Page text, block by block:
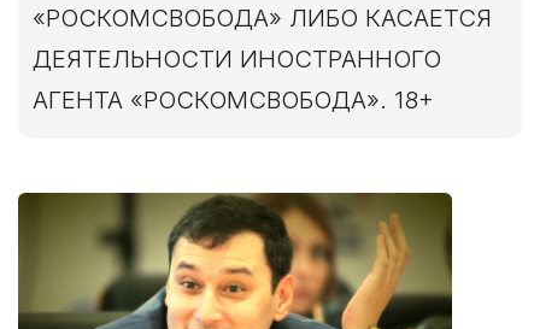
«РОСКОМСВОБОДА» ЛИБО КАСАЕТСЯ
ДЕЯТЕЛЬНОСТИ ИНОСТРАННОГО
АГЕНТА «РОСКОМСВОБОДА». 18+